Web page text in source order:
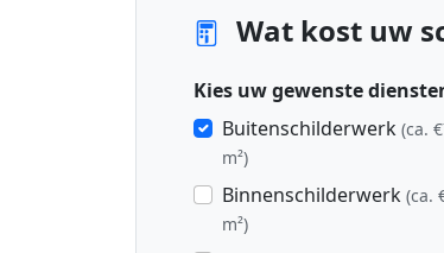
Wat kost uw
Kies uw gewenste
Buitenschilderwerk (ca.
m²)
Binnenschilderwerk (ca.
m²)